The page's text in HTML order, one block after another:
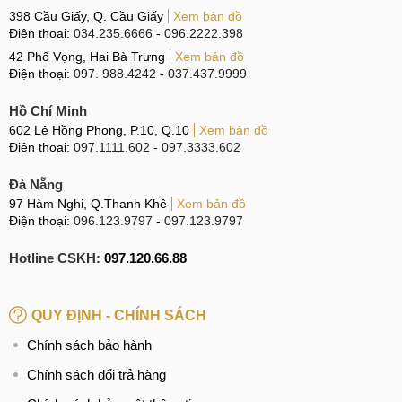
kiện thay thế là hàng mới 100%, không sử dụng linh kiện
hàng tái chế.
Linh kiện Chính hãng, Chất lượng cao
linh kiện chính hãng với chất lượng cao, cho chất lượng
Nguồn gốc rõ ràng: Tất cả linh kiện đều đảm bảo
được cung cấp bởi những hãng Uy tín, có đầy đủ giấy tờ
chứng thực nguồn gốc.
Nói không với linh kiện kém chất lượng
không sử dụng linh kiện kém chất lượng, tránh mang đến
thị trường.
Giá rẻ cạnh tranh nhất thị trường
398 Cầu Giấy, Q. Cầu Giấy
Xem bản đồ
Điện thoại: 034.235.6666 - 096.2222.398
42 Phố Vọng, Hai Bà Trưng
Xem bản đồ
Điện thoại: 097. 988.4242 - 037.437.9999
Hồ Chí Minh
602 Lê Hồng Phong, P.10, Q.10
Xem bản đồ
Điện thoại: 097.1111.602 - 097.3333.602
Đà Nẵng
97 Hàm Nghi, Q.Thanh Khê
Xem bản đồ
Điện thoại: 096.123.9797 - 097.123.9797
Hotline CSKH: 097.120.66.88
QUY ĐỊNH - CHÍNH SÁCH
Chính sách bảo hành
Chính sách đổi trả hàng